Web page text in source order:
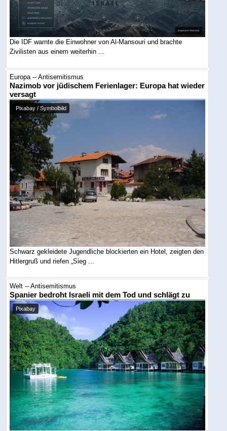
Die IDF warnte die Einwohner von Al-Mansouri und brachte
Zivilisten aus einem weiterhin ...
Europa -- Antisemitismus
Nazimob vor jüdischem Ferienlager: Europa hat wieder
versagt
Pixabay / Symbolbild
Schwarz gekleidete Jugendliche blockierten ein Hotel, zeigten den
Hitlergruß und riefen „Sieg ...
Welt -- Antisemitismus
Spanier bedroht Israeli mit dem Tod und schlägt zu
Pixabay